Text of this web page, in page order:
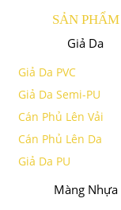
SẢN PHẨM
Giả Da
Giả Da PVC
Giả Da Semi-PU
Cán Phủ Lên Vải
Cán Phủ Lên Da
Giả Da PU
Màng Nhựa